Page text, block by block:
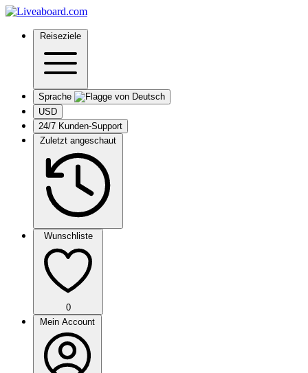
Reiseziele
Sprache
USD
24/7 Kunden-Support
Zuletzt angeschaut
Wunschliste
0
Mein Account